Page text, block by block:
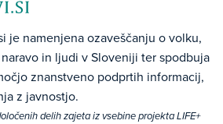
je namenjena ozaveščanju o volku,
in ljudi v Sloveniji ter spodbuja
znanstveno podprtih informacij,
z javnostjo.
delih zajeta iz vsebine projekta LIFE+